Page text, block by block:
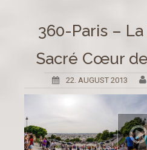
360-Paris –
Sacré Cœur
22. AUGUST 2013